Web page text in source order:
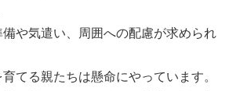
や気遣い、周囲への配慮が求められ
てる親たちは懸命にやっています。